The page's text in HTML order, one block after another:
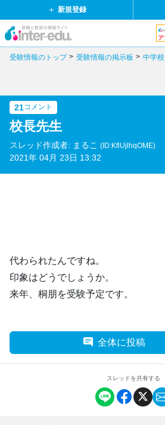
新規登録
受験情報のトップ 受験情報の掲示板 中学校
21コメント
校長先生
スレッド作成者: まるこ (ID:KflUjlhqOME)
2021年 04月 23日 13:32
代わられたんですね。
印象はどうでしょうか。
来年、桐朋を受験予定です。
全体に投稿
スレッドを共有する